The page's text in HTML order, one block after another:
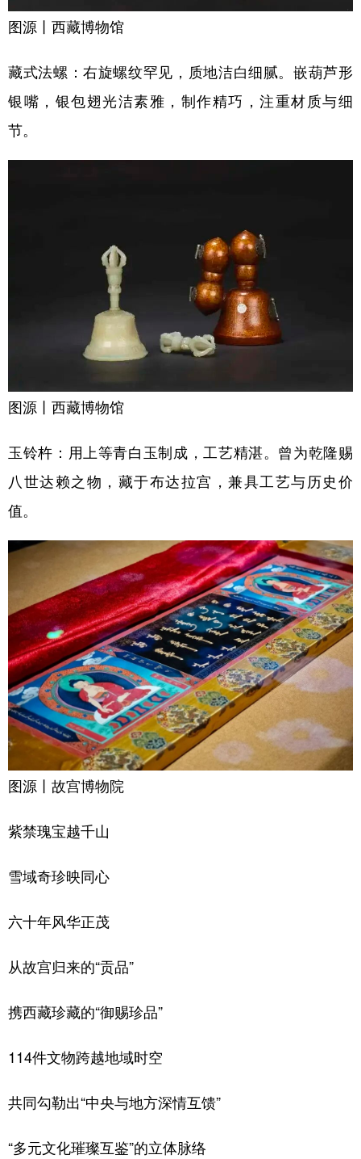
图源丨西藏博物馆
藏式法螺：右旋螺纹罕见，质地洁白细腻。嵌葫芦形
银嘴，银包翅光洁素雅，制作精巧，注重材质与细
节。
图源丨西藏博物馆
玉铃杵：用上等青白玉制成，工艺精湛。曾为乾隆赐
八世达赖之物，藏于布达拉宫，兼具工艺与历史价
值。
图源丨故宫博物院
紫禁瑰宝越千山
雪域奇珍映同心
六十年风华正茂
从故宫归来的“贡品”
携西藏珍藏的“御赐珍品”
114件文物跨越地域时空
共同勾勒出“中央与地方深情互馈”
“多元文化璀璨互鉴”的立体脉络